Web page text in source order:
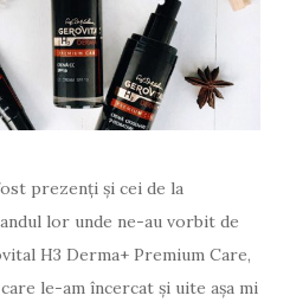
prezenți și cei de la
lor unde ne-au vorbit de
H3 Derma+ Premium Care,
le-am încercat și uite așa mi